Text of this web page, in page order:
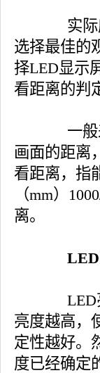
实际应
选择最佳的
择LED显示
看距离的判
一般来
画面的距离
看距离，指
（mm）
离。
LED
LED亮
亮度越高，
定性越好。
度已经确定